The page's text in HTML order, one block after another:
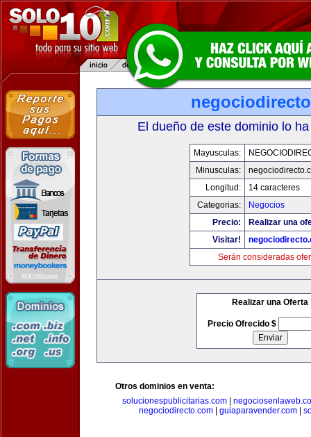
El dueño de este dominio lo
Mayusculas:
Minusculas:
Longitud:
14 caracteres
Categorias:
Negocios
Precio:
Realizar una
Visitar!
Serán consideradas
Realizar una Oferta
Precio Ofrecido $
Otros dominios en venta:
solucionespublicitarias.com
negociodirecto.com| guiaparavender.com|